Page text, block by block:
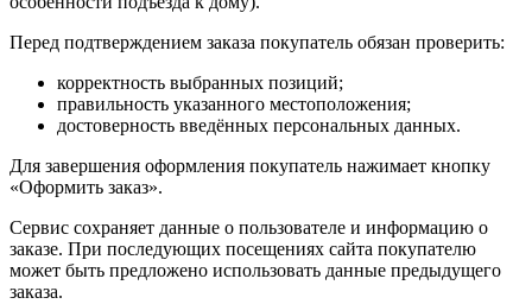
Перед подтверждением заказа покупатель обязан проверить:
корректность выбранных позиций;
правильность указанного местоположения;
достоверность введённых персональных данных.
Для завершения оформления покупатель нажимает кнопку
«Оформить заказ».
Сервис сохраняет данные о пользователе и информацию о
заказе. При последующих посещениях сайта покупателю
может быть предложено использовать данные предыдущего
заказа.